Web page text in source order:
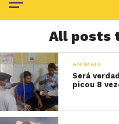
All posts
ANIMAIS
Será
picou 8